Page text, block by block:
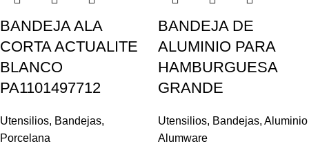
BANDEJA ALA
CORTA ACTUALITE
BLANCO
PA1101497712
Utensilios, Bandejas,
Porcelana
BANDEJA DE
ALUMINIO PARA
HAMBURGUESA
GRANDE
Utensilios, Bandejas, Aluminio
Alumware